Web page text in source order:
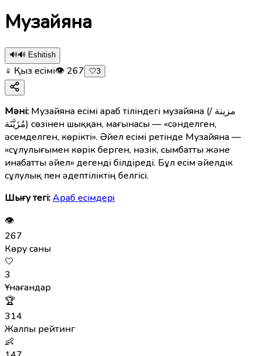
Музайяна
🔊🔊 Eshitish
♀ Қыз есімі👁 267 🤍3
Мәні: Музайяна есімі араб тіліндегі музайяна (مزينة /
مُزَيَّنَة) сөзінен шыққан, мағынасы — «сәнделген,
әсемделген, көрікті». Әйел есімі ретінде Музайяна —
«сұлулығымен көрік берген, нәзік, сымбатты және
инабатты әйел» дегенді білдіреді. Бұл есім әйелдік
сұлулық пен әдептіліктің белгісі.
Шығу тегі:Араб есімдерi
👁
267
Көру саны
🤍
3
Ұнағандар
🏆
314
Жалпы рейтинг
👶